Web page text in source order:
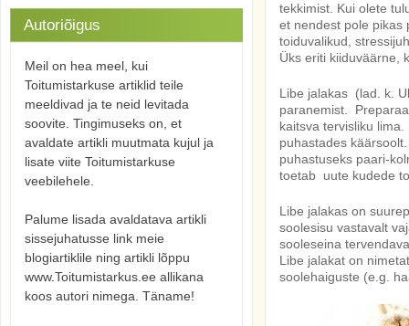
tekkimist. Kui olete
et nendest pole pikas
toiduvalikud,
Üks eriti kiiduväärne,
Libe jalakas (lad. k.
paranemist.
kaitsva tervisliku
puhastades
puhastuseks paari-
toetab uute kudede
Libe jalakas on
soolesisu vastavalt
sooleseina
Libe jalakat on
soolehaiguste (e.g.
Autoriõigus
Meil on hea meel, kui
Toitumistarkuse artiklid teile
meeldivad ja te neid levitada
soovite. Tingimuseks on, et
avaldate artikli muutmata kujul ja
lisate viite Toitumistarkuse
veebilehele.
Palume lisada avaldatava artikli
sissejuhatusse link meie
blogiartiklile ning artikli lõppu
www.Toitumistarkus.ee allikana
koos autori nimega. Täname!